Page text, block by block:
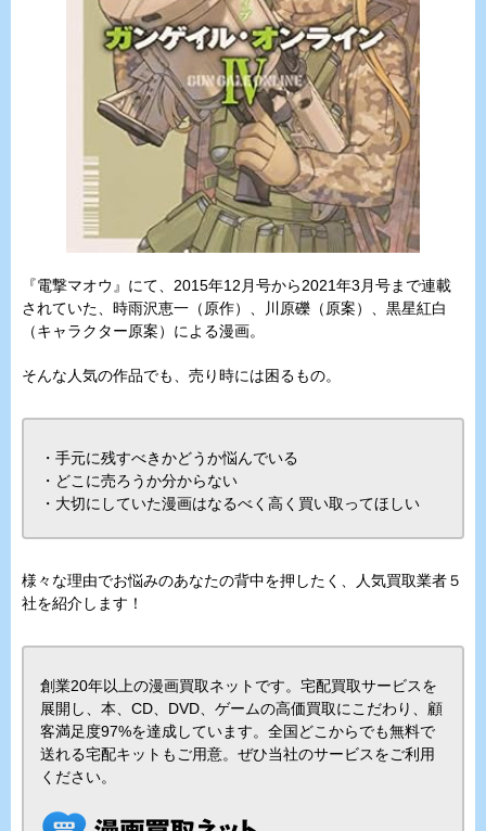
『電撃マオウ』にて、2015年12月号から2021年3月号まで連載
されていた、時雨沢恵一（原作）、川原礫（原案）、黒星紅白
（キャラクター原案）による漫画。
そんな人気の作品でも、売り時には困るもの。
・手元に残すべきかどうか悩んでいる
・どこに売ろうか分からない
・大切にしていた漫画はなるべく高く買い取ってほしい
様々な理由でお悩みのあなたの背中を押したく、人気買取業者５
社を紹介します！
創業20年以上の漫画買取ネットです。宅配買取サービスを
展開し、本、CD、DVD、ゲームの高価買取にこだわり、顧
客満足度97%を達成しています。全国どこからでも無料で
送れる宅配キットもご用意。ぜひ当社のサービスをご利用
ください。